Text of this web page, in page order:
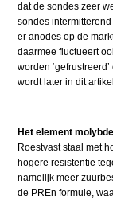
dat de sondes zeer
sondes
er anodes op de
daarmee fluctueert
worden
wordt later in dit
Het element
Roestvast staal met
hogere resistentie
namelijk meer
de PREn formule,